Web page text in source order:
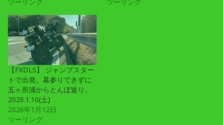
【FXDLS】 ジャンプスター
トで出発。墓参りできずに
五ヶ所浦からとんぼ返り。
2026.1.10(土)
2026年1月12日
ツーリング